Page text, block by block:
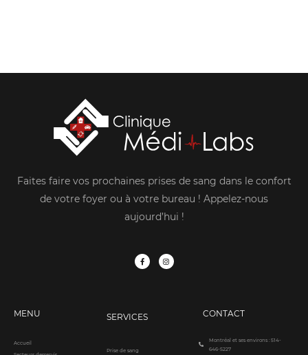
Faites faire vos prochaines prises de sang dans le confort
de votre foyer ou à votre bureau ! Appelez-nous
aujourd’hui !
c
e
b
s
t
a
MENU
Accueil
SERVICES
Prise de sang
CONTACT
Montréal et ses environs : 514-
646-5227